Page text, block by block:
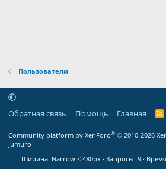
Пользователи
Обратная связь Помощь Главная
R
Community platform by XenForo® © 2010-2026
Jumuro
Ширина
Запросы 9 Время